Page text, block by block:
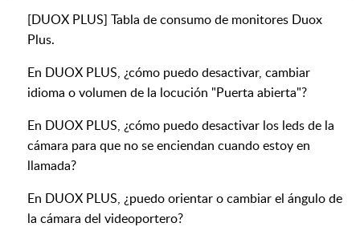
[DUOX PLUS] Tabla de consumo de monitores Duox
Plus.
En DUOX PLUS, ¿cómo puedo desactivar, cambiar
idioma o volumen de la locución "Puerta abierta"?
En DUOX PLUS, ¿cómo puedo desactivar los leds de la
cámara para que no se enciendan cuando estoy en
llamada?
En DUOX PLUS, ¿puedo orientar o cambiar el ángulo de
la cámara del videoportero?